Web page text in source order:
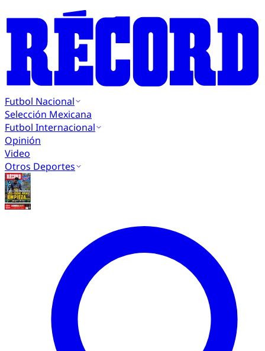
Futbol Nacional
Selección Mexicana
Futbol Internacional
Opinión
Video
Otros Deportes